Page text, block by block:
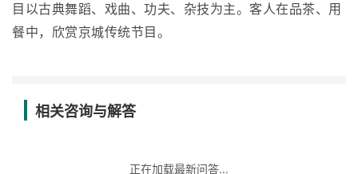
目以古典舞蹈、戏曲、功夫、杂技为主。客人在品茶、用
餐中，欣赏京城传统节目。
相关咨询与解答
正在加载最新问答...